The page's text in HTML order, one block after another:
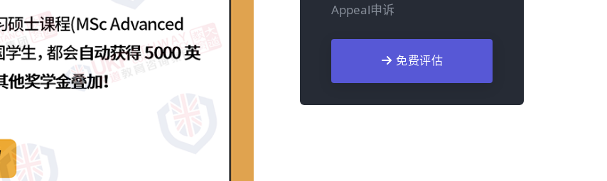
Appeal申诉
免费评估